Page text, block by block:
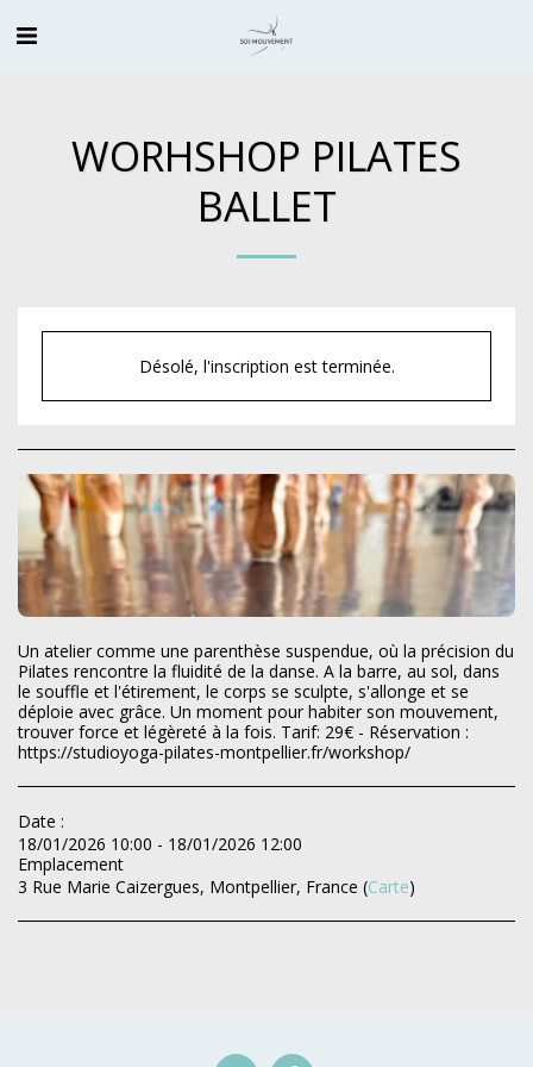
WORHSHOP PILATES
BALLET
Désolé, l'inscription est terminée.
Un atelier comme une parenthèse suspendue, où la précision du
Pilates rencontre la fluidité de la danse. A la barre, au sol, dans
le souffle et l'étirement, le corps se sculpte, s'allonge et se
déploie avec grâce. Un moment pour habiter son mouvement,
trouver force et légèreté à la fois. Tarif: 29€ - Réservation :
https://studioyoga-pilates-montpellier.fr/workshop/
Date :
18/01/2026 10:00 - 18/01/2026 12:00
Emplacement
3 Rue Marie Caizergues, Montpellier, France (Carte)